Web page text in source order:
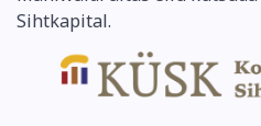
Sihtkapital.